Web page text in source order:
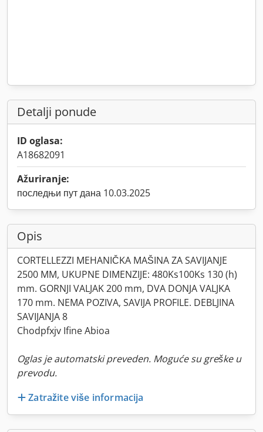
Detalji ponude
ID oglasa:
A18682091
Ažuriranje:
последњи пут дана 10.03.2025
Opis
CORTELLEZZI MEHANIČKA MAŠINA ZA SAVIJANJE
2500 MM, UKUPNE DIMENZIJE: 480Ks100Ks 130 (h)
mm. GORNJI VALJAK 200 mm, DVA DONJA VALJKA
170 mm. NEMA POZIVA, SAVIJA PROFILE. DEBLJINA
SAVIJANJA 8
Chodpfxjv Ifine Abioa
Oglas je automatski preveden. Moguće su greške u
prevodu.
Zatražite više informacija